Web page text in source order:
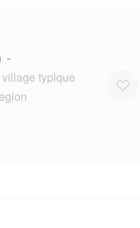
-
typique